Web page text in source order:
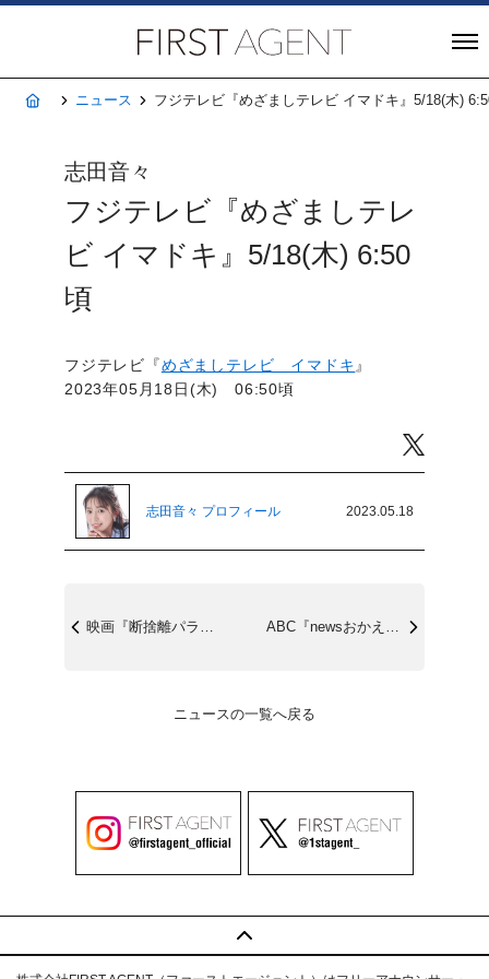
ホームニュース フジテレビ『めざましテレビ イマドキ』5/18(木)
志田音々
フジテレビ『めざましテレ
ビ イマドキ』5/18(木) 6:50
頃
フジテレビ『めざましテレビ イマドキ 』
2023年05月18日(木) 06:50頃
志田音々 プロフィール 2023.05.18
映画『断捨離パラダイス』6/30(金)公... ABC『newsおかえり』5/24(水)
ニュースの一覧へ戻る